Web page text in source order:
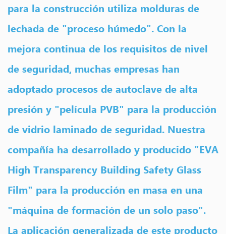
para la construcción utiliza molduras de
lechada de "proceso húmedo". Con la
mejora continua de los requisitos de nivel
de seguridad, muchas empresas han
adoptado procesos de autoclave de alta
presión y "película PVB" para la producción
de vidrio laminado de seguridad. Nuestra
compañía ha desarrollado y producido "EVA
High Transparency Building Safety Glass
Film" para la producción en masa en una
"máquina de formación de un solo paso".
La aplicación generalizada de este producto